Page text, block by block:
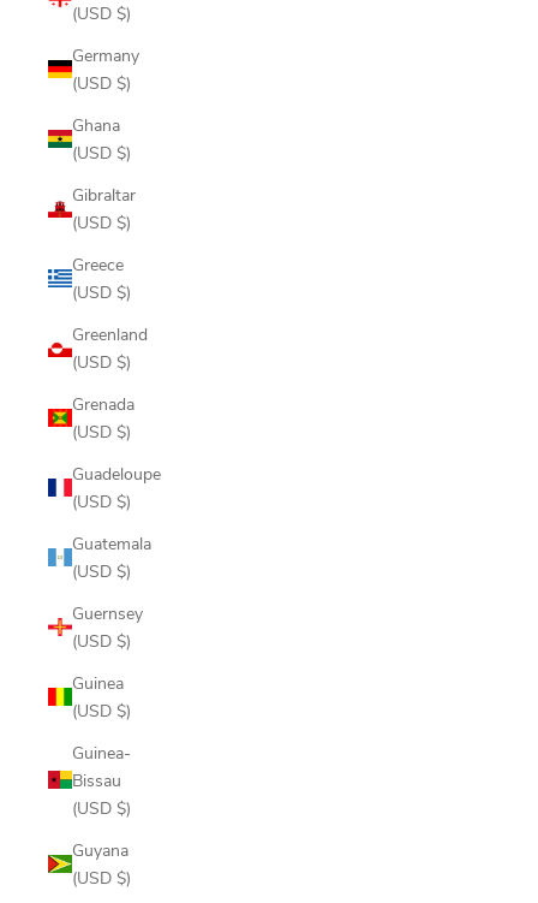
(USD $)
Germany
(USD $)
Ghana
(USD $)
Gibraltar
(USD $)
Greece
(USD $)
Greenland
(USD $)
Grenada
(USD $)
Guadeloupe
(USD $)
Guatemala
(USD $)
Guernsey
(USD $)
Guinea
(USD $)
Guinea-
Bissau
(USD $)
Guyana
(USD $)